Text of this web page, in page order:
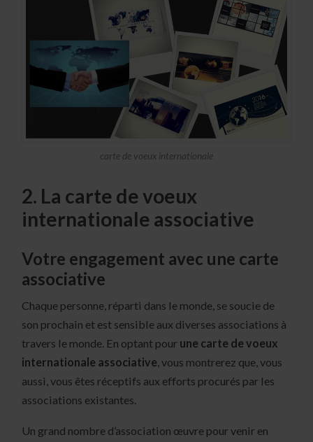
carte de voeux internationale
2. La carte de voeux
internationale associative
Votre engagement avec une carte
associative
Chaque personne, réparti dans le monde, se soucie de
son prochain et est sensible aux diverses associations à
travers le monde. En optant pour une carte de voeux
internationale associative , vous montrerez que, vous
aussi, vous êtes réceptifs aux efforts procurés par les
associations existantes.
Un grand nombre d’association œuvre pour venir en